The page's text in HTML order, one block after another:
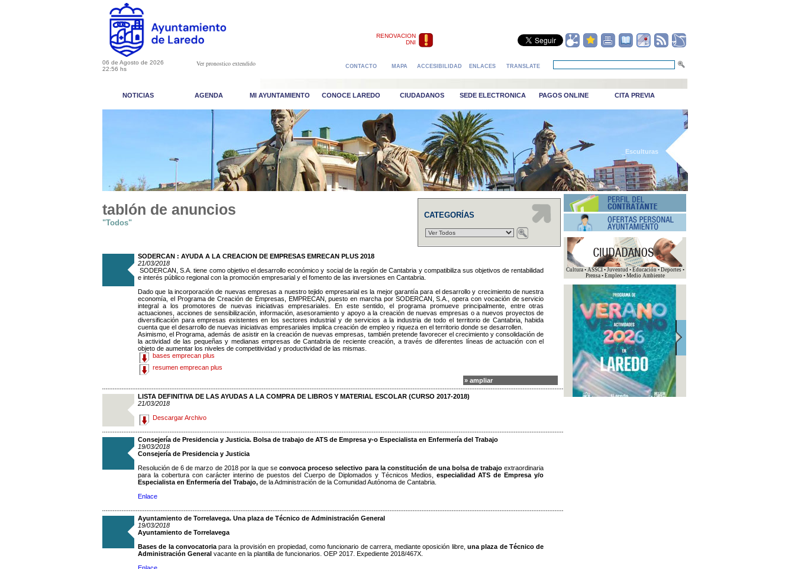
RENOVACION
DNI
06 de Agosto de 2026
22:56 hs
Ver pronostico extendido CONTACTO MAPA ACCESIBILIDAD ENLACES TRANSLATE
NOTICIAS AGENDA MI AYUNTAMIENTO CONOCE LAREDO CIUDADANOS SEDE ELECTRONICA PAGOS ONLINE CITA PREVIA
_Esculturas
tablón de anuncios
"Todos"
CATEGORÍAS
SODERCAN : AYUDA A LA CREACION DE EMPRESAS EMRECAN PLUS 2018
21/03/2018
SODERCAN, S.A. tiene como objetivo el desarrollo económico y social de la región de Cantabria y compatibiliza sus objetivos de rentabilidad
e interés público regional con la promoción empresarial y el fomento de las inversiones en Cantabria.
Dado que la incorporación de nuevas empresas a nuestro tejido empresarial es la mejor garantía para el desarrollo y crecimiento de nuestra
economía, el Programa de Creación de Empresas, EMPRECAN, puesto en marcha por SODERCAN, S.A., opera con vocación de servicio
integral a los promotores de nuevas iniciativas empresariales. En este sentido, el programa promueve principalmente, entre otras
actuaciones, acciones de sensibilización, información, asesoramiento y apoyo a la creación de nuevas empresas o a nuevos proyectos de
diversificación para empresas existentes en los sectores industrial y de servicios a la industria de todo el territorio de Cantabria, habida
cuenta que el desarrollo de nuevas iniciativas empresariales implica creación de empleo y riqueza en el territorio donde se desarrollen.
Asimismo, el Programa, además de asistir en la creación de nuevas empresas, también pretende favorecer el crecimiento y consolidación de
la actividad de las pequeñas y medianas empresas de Cantabria de reciente creación, a través de diferentes líneas de actuación con el
objeto de aumentar los niveles de competitividad y productividad de las mismas.
bases emprecan plus
resumen emprecan plus
» ampliar
LISTA DEFINITIVA DE LAS AYUDAS A LA COMPRA DE LIBROS Y MATERIAL ESCOLAR (CURSO 2017-2018)
21/03/2018
Descargar Archivo
Consejería de Presidencia y Justicia. Bolsa de trabajo de ATS de Empresa y-o Especialista en Enfermería del Trabajo
19/03/2018
Consejería de Presidencia y Justicia
Resolución de 6 de marzo de 2018 por la que se convoca proceso selectivo para la constitución de una bolsa de trabajo extraordinaria
para la cobertura con carácter interino de puestos del Cuerpo de Diplomados y Técnicos Medios, especialidad ATS de Empresa y/o
Especialista en Enfermería del Trabajo, de la Administración de la Comunidad Autónoma de Cantabria.
Enlace
Ayuntamiento de Torrelavega. Una plaza de Técnico de Administración General
19/03/2018
Ayuntamiento de Torrelavega
Bases de la convocatoriapara la provisión en propiedad, como funcionario de carrera, mediante oposición libre,una plaza de Técnico de
Administración General vacante en la plantilla de funcionarios. OEP 2017. Expediente 2018/467X.
Cultura • ASSCI • Juventud • Educación • Deportes •
Prensa • Empleo • Medio Ambiente